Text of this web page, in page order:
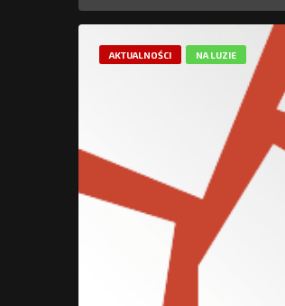
AKTUALNOŚCI NA LUZIE